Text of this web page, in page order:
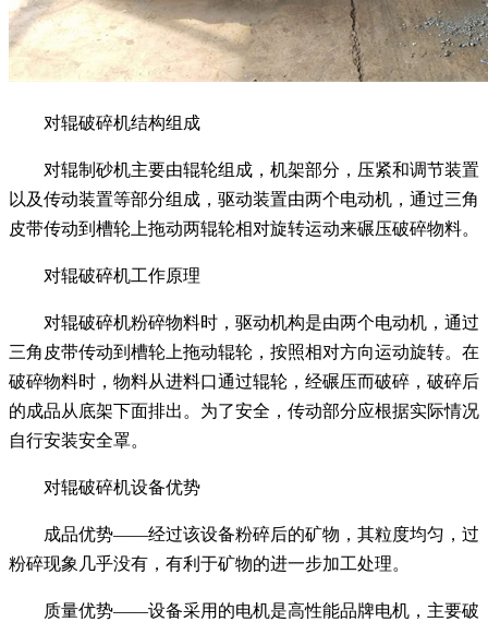
对辊破碎机结构组成
对辊制砂机主要由辊轮组成，机架部分，压紧和调节装置
以及传动装置等部分组成，驱动装置由两个电动机，通过三角
皮带传动到槽轮上拖动两辊轮相对旋转运动来碾压破碎物料。
对辊破碎机工作原理
对辊破碎机粉碎物料时，驱动机构是由两个电动机，通过
三角皮带传动到槽轮上拖动辊轮，按照相对方向运动旋转。在
破碎物料时，物料从进料口通过辊轮，经碾压而破碎，破碎后
的成品从底架下面排出。为了安全，传动部分应根据实际情况
自行安装安全罩。
对辊破碎机设备优势
成品优势——经过该设备粉碎后的矿物，其粒度均匀，过
粉碎现象几乎没有，有利于矿物的进一步加工处理。
质量优势——设备采用的电机是高性能品牌电机，主要破